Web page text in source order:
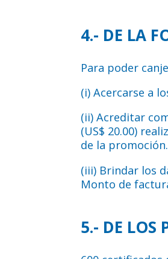
4.- DE LA
Para poder
(i) Acercarse a
(ii) Acreditar
(US$ 20.00)
de la promoción.
(iii) Brindar los
Monto de
5.- DE LOS